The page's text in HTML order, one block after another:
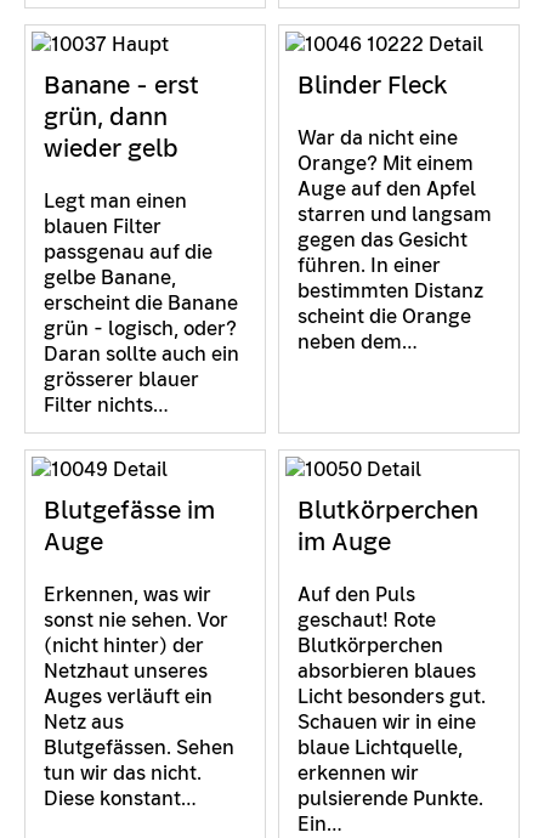
Banane - erst
grün, dann
wieder gelb
Legt man einen
blauen Filter
passgenau auf die
gelbe Banane,
erscheint die Banane
grün - logisch, oder?
Daran sollte auch ein
grösserer blauer
Filter nichts…
Blinder Fleck
War da nicht eine
Orange? Mit einem
Auge auf den Apfel
starren und langsam
gegen das Gesicht
führen. In einer
bestimmten Distanz
scheint die Orange
neben dem…
Blutgefässe im
Auge
Erkennen, was wir
sonst nie sehen. Vor
(nicht hinter) der
Netzhaut unseres
Auges verläuft ein
Netz aus
Blutgefässen. Sehen
tun wir das nicht.
Diese konstant…
Blutkörperchen
im Auge
Auf den Puls
geschaut! Rote
Blutkörperchen
absorbieren blaues
Licht besonders gut.
Schauen wir in eine
blaue Lichtquelle,
erkennen wir
pulsierende Punkte.
Ein…